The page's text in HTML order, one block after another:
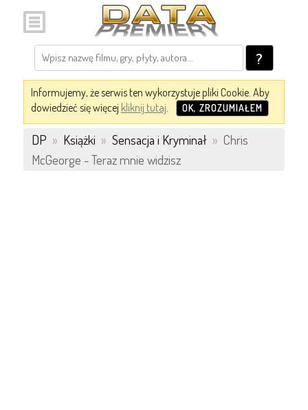
?
Informujemy, że serwis ten wykorzystuje pliki Cookie. Aby
dowiedzieć się więcej kliknij tutaj. OK, ZROZUMIAŁEM
DP » Książki » Sensacja i Kryminał » Chris
McGeorge - Teraz mnie widzisz